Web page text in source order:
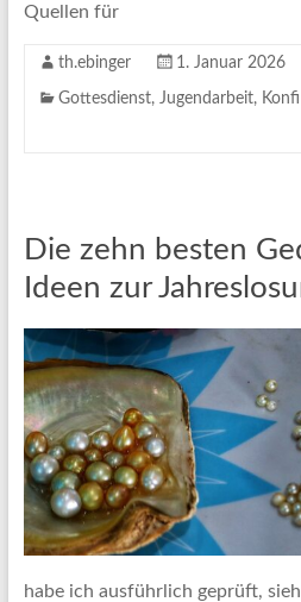
Quellen für
th.ebinger 1. Januar 2026
Gottesdienst, Jugendarbeit, Konfi
Die zehn besten
Ideen zur
habe ich ausführlich geprüft,